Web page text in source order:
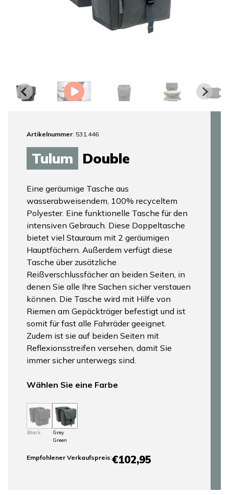
Artikelnummer: 531.446
Tulum Double
Eine geräumige Tasche aus
wasserabweisendem, 100% recyceltem
Polyester. Eine funktionelle Tasche für den
intensiven Gebrauch. Diese Doppeltasche
bietet viel Stauraum mit 2 geräumigen
Hauptfächern. Außerdem verfügt diese
Tasche über zusätzliche
Reißverschlussfächer an beiden Seiten, in
denen Sie alle Ihre Sachen sicher verstauen
können. Die Tasche wird mit Hilfe von
Riemen am Gepäckträger befestigt und ist
somit für fast alle Fahrräder geeignet.
Zudem ist sie auf beiden Seiten mit
Reflexionsstreifen versehen, damit Sie
immer sicher unterwegs sind.
Wählen Sie eine Farbe
Black
Grey
Green
Empfohlener Verkaufspreis:€102,95